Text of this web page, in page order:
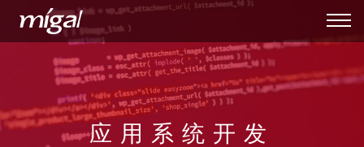
应用系统开发